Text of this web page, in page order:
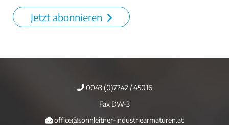
Jetzt abonnieren
0043 (0)7242 / 45016
Fax DW-3
office@sonnleitner-industriearmaturen.at